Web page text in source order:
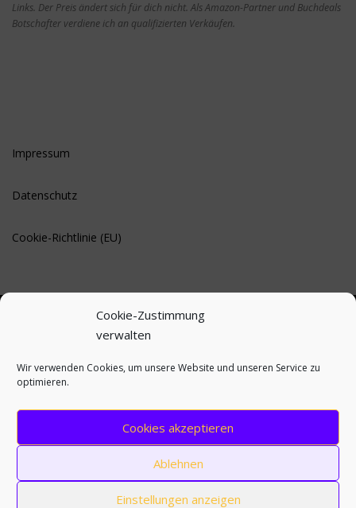
Cookie-Zustimmung
verwalten
Wir verwenden Cookies, um unsere Website und unseren Service zu
optimieren.
Cookies akzeptieren
Ablehnen
Einstellungen anzeigen
Links. Der Preis ändert sich für dich nicht. Als Amazon-Partner und Buchdeals
Botschafter verdiene ich an qualifizierten Verkäufen.
Impressum
Datenschutz
Cookie-Richtlinie (EU)